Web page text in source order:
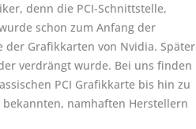
denn die PCI-Schnittstelle,
schon zum Anfang der
Grafikkarten von Nvidia. Später
verdrängt wurde. Bei uns finden
PCI Grafikkarte bis hin zu
namhaften Herstellern